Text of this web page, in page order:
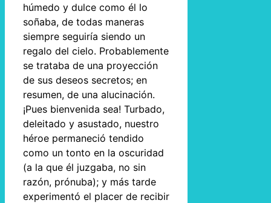
húmedo y dulce como él lo
soñaba, de todas maneras
siempre seguiría siendo un
regalo del cielo. Probablemente
se trataba de una proyección
de sus deseos secretos; en
resumen, de una alucinación.
¡Pues bienvenida sea! Turbado,
deleitado y asustado, nuestro
héroe permaneció tendido
como un tonto en la oscuridad
(a la que él juzgaba, no sin
razón, prónuba); y más tarde
experimentó el placer de recibir